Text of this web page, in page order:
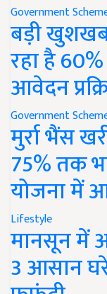
Government
बड़ी
रहा है
आवेदन
Government
मुर्रा भैंस
75% तक
योजना में
Lifestyle
मानसून में
3 आसान